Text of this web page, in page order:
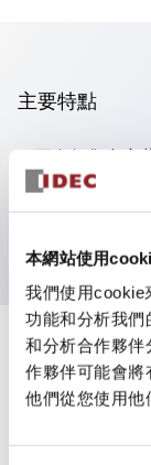
本網站使用
我們使用cookie
功能和分析我們
和分析合作夥伴
作夥伴可能會將
他們從您使用他
主要特點
可進行集合密
附鎖選擇開關
規格
審美規範